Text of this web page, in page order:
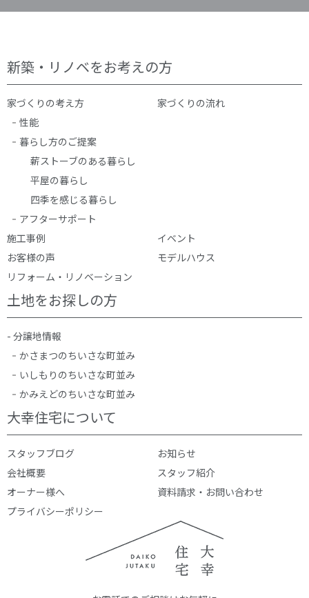
新築・リノベをお考えの方
家づくりの考え方
性能
暮らし方のご提案
薪ストーブのある暮らし
平屋の暮らし
四季を感じる暮らし
アフターサポート
家づくりの流れ
施工事例
イベント
お客様の声
モデルハウス
リフォーム・リノベーション
土地をお探しの方
- 分譲地情報
かさまつのちいさな町並み
いしもりのちいさな町並み
かみえどのちいさな町並み
大幸住宅について
スタッフブログ
お知らせ
会社概要
スタッフ紹介
オーナー様へ
資料請求・お問い合わせ
プライバシーポリシー